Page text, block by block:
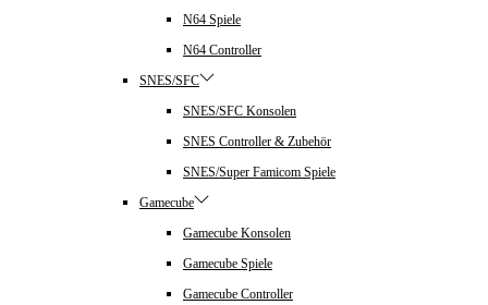
N64 Spiele
N64 Controller
SNES/SFC
SNES/SFC Konsolen
SNES Controller & Zubehör
SNES/Super Famicom Spiele
Gamecube
Gamecube Konsolen
Gamecube Spiele
Gamecube Controller